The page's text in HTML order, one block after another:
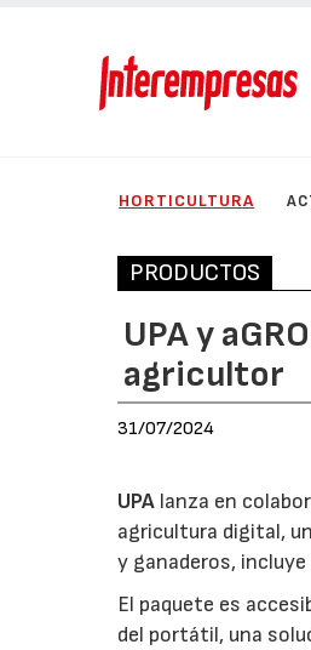
HORTICULTURA
PRODUCTOS
UPA y
agricultor
31/07/2024
UPA lanza en
agricultura digital,
y ganaderos,
El paquete es
del portátil, una